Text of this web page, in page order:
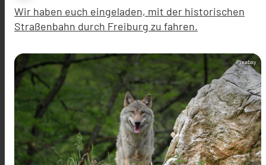
Wir haben euch eingeladen, mit der historischen
Straßenbahn durch Freiburg zu fahren.
Pixabay